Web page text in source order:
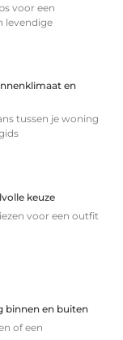
voor een
levendige
en
tussen je woning
keuze
voor een outfit
binnen en buiten
of een